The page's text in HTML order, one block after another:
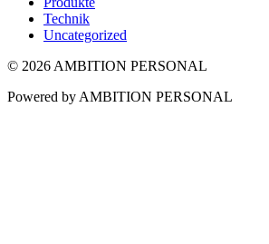
Technik
Uncategorized
© 2026 AMBITION PERSONAL
Powered by AMBITION PERSONAL